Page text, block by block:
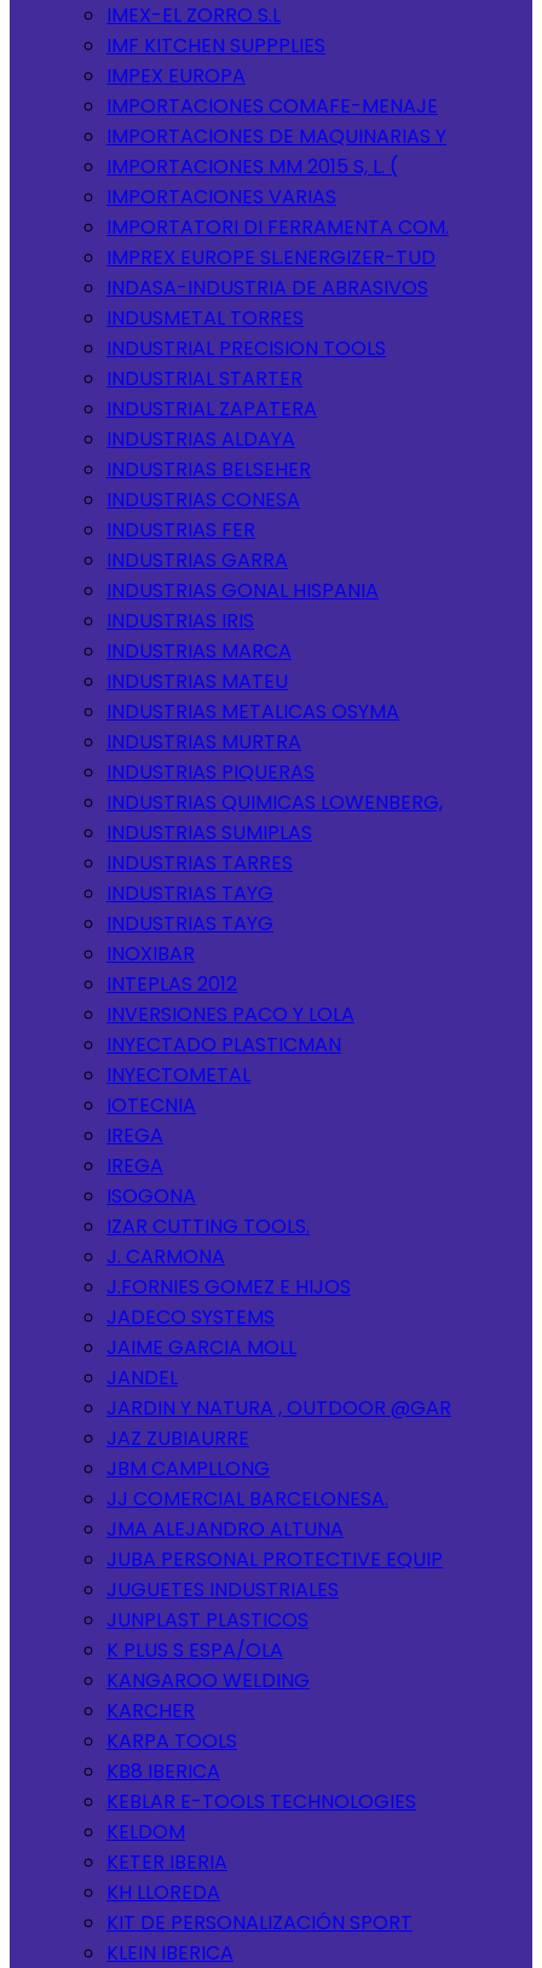
IMEX-EL ZORRO S.L
IMF KITCHEN SUPPPLIES
IMPEX EUROPA
IMPORTACIONES COMAFE-MENAJE
IMPORTACIONES DE MAQUINARIAS Y
IMPORTACIONES MM 2015 S, L. (
IMPORTACIONES VARIAS
IMPORTATORI DI FERRAMENTA COM.
IMPREX EUROPE SL.ENERGIZER-TUD
INDASA-INDUSTRIA DE ABRASIVOS
INDUSMETAL TORRES
INDUSTRIAL PRECISION TOOLS
INDUSTRIAL STARTER
INDUSTRIAL ZAPATERA
INDUSTRIAS ALDAYA
INDUSTRIAS BELSEHER
INDUSTRIAS CONESA
INDUSTRIAS FER
INDUSTRIAS GARRA
INDUSTRIAS GONAL HISPANIA
INDUSTRIAS IRIS
INDUSTRIAS MARCA
INDUSTRIAS MATEU
INDUSTRIAS METALICAS OSYMA
INDUSTRIAS MURTRA
INDUSTRIAS PIQUERAS
INDUSTRIAS QUIMICAS LOWENBERG,
INDUSTRIAS SUMIPLAS
INDUSTRIAS TARRES
INDUSTRIAS TAYG
INDUSTRIAS TAYG
INOXIBAR
INTEPLAS 2012
INVERSIONES PACO Y LOLA
INYECTADO PLASTICMAN
INYECTOMETAL
IOTECNIA
IREGA
IREGA
ISOGONA
IZAR CUTTING TOOLS.
J. CARMONA
J.FORNIES GOMEZ E HIJOS
JADECO SYSTEMS
JAIME GARCIA MOLL
JANDEL
JARDIN Y NATURA , OUTDOOR @GAR
JAZ ZUBIAURRE
JBM CAMPLLONG
JJ COMERCIAL BARCELONESA.
JMA ALEJANDRO ALTUNA
JUBA PERSONAL PROTECTIVE EQUIP
JUGUETES INDUSTRIALES
JUNPLAST PLASTICOS
K PLUS S ESPA/OLA
KANGAROO WELDING
KARCHER
KARPA TOOLS
KB8 IBERICA
KEBLAR E-TOOLS TECHNOLOGIES
KELDOM
KETER IBERIA
KH LLOREDA
KIT DE PERSONALIZACIÓN SPORT
KLEIN IBERICA